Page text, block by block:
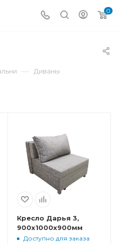
0
— Диваны
Кресло Дарья 3,
900x1000x900мм
Доступно для заказа